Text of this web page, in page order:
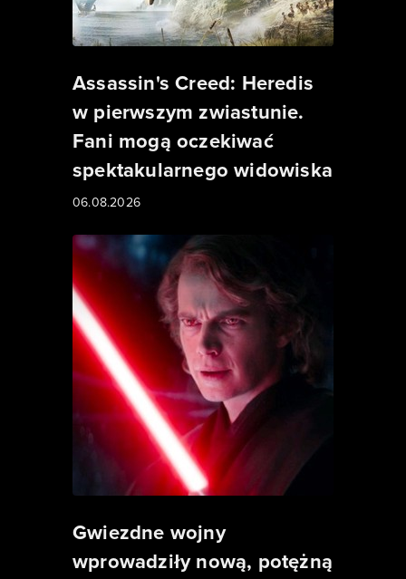
Assassin's Creed: Heredis
w pierwszym zwiastunie.
Fani mogą oczekiwać
spektakularnego widowiska
06.08.2026
Gwiezdne wojny
wprowadziły nową, potężną